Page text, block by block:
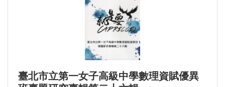
臺北市立第一女子高級中學數理資賦優異